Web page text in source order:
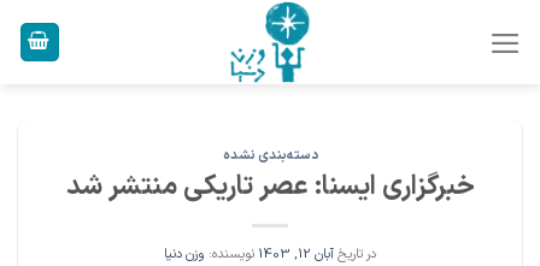
دسته‌بندی نشده
خبرگزاری ایسنا: عصر تاریکی منتشر شد
در تاریخآبان 12, 1403 نویسنده: وزن دنیا